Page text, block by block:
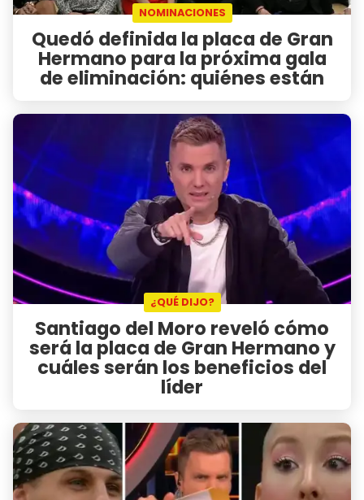
NOMINACIONES
Quedó definida la placa de Gran
Hermano para la próxima gala
de eliminación: quiénes están
¿QUÉ DIJO?
Santiago del Moro reveló cómo
será la placa de Gran Hermano y
cuáles serán los beneficios del
líder